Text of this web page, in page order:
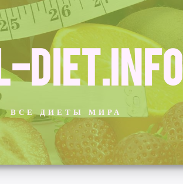
DIET.INFO
ВСЕ ДИЕТЫ МИРА